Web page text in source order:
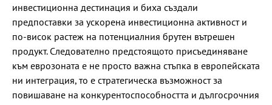
инвестиционна дестинация и биха създали
предпоставки за ускорена инвестиционна активност и
по-висок растеж на потенциалния брутен вътрешен
продукт. Следователно предстоящото присъединяване
към еврозоната е не просто важна стъпка в европейската
ни интеграция, то е стратегическа възможност за
повишаване на конкурентоспособността и дългосрочния